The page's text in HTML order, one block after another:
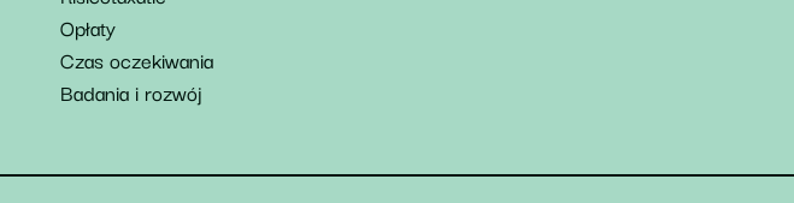
Opłaty
Czas oczekiwania
Badania i rozwój